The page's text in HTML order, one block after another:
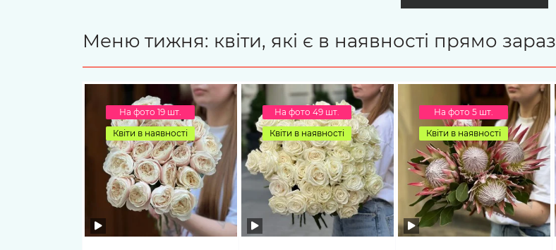
Меню тижня: квіти, які є в наявності прямо зараз
На фото 19 шт.
Квіти в наявності
На фото 49 шт.
Квіти в наявності
На фото 5 шт.
Квіти в наявності